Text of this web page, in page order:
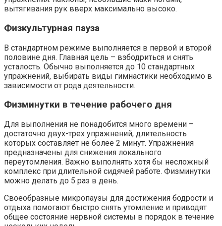
вытягивания рук вверх максимально высоко.
Физкультурная пауза
В стандартном режиме выполняется в первой и второй
половине дня. Главная цель – взбодриться и снять
усталость. Обычно выполняется до 10 стандартных
упражнений, выбирать виды гимнастики необходимо в
зависимости от рода деятельности.
Физминутки в течение рабочего дня
Для выполнения не понадобится много времени –
достаточно двух-трех упражнений, длительность
которых составляет не более 2 минут. Упражнения
предназначены для снижения локального
переутомления. Важно выполнять хотя бы несложный
комплекс при длительной сидячей работе. Физминутки
можно делать до 5 раз в день.
Своеобразные микропаузы для достижения бодрости и
отдыха помогают быстро снять утомление и приводят
общее состояние нервной системы в порядок в течение